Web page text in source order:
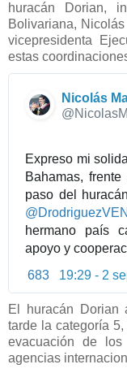
huracán Dorian,
Bolivariana,
vicepresidenta
estas
Nicolás
Expreso mi
Bahamas,
@DrodriguezVEN
hermano país
apoyo y
683
19:29 - 2
El huracán Dorian
tarde la categoría
evacuación de
agencias